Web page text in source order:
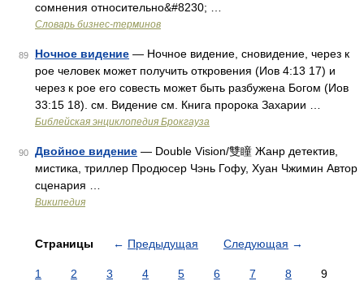
сомнения относительно&#8230; …
Словарь бизнес-терминов
89 Ночное видение — Ночное видение, сновидение, через к
рое человек может получить откровения (Иов 4:13 17) и
через к рое его совесть может быть разбужена Богом (Иов
33:15 18). см. Видение см. Книга пророка Захарии …
Библейская энциклопедия Брокгауза
90 Двойное видение — Double Vision/雙瞳 Жанр детектив,
мистика, триллер Продюсер Чэнь Гофу, Хуан Чжимин Автор
сценария …
Википедия
Страницы ← Предыдущая Следующая →
1 2 3 4 5 6 7 8
9